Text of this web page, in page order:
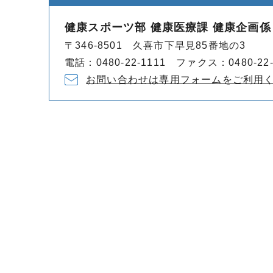
健康スポーツ部 健康医療課 健康企画係
〒346-8501 久喜市下早見85番地の3
電話：0480-22-1111 ファクス：0480-
お問い合わせは専用フォームをご利用く